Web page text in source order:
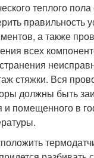
теплого пола
правильность
а также
всех
стяжки. Вся
должны быть
и помещенного в